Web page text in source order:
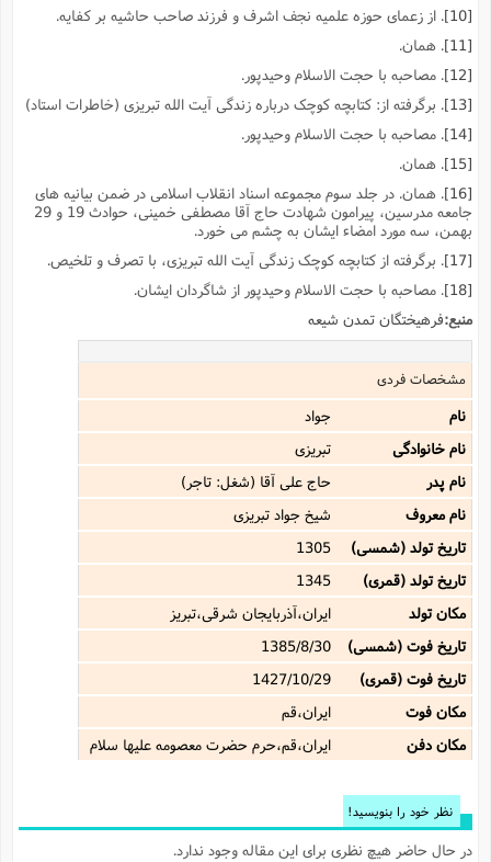
. از زعماى حوزه علمیه نجف اشرف و فرزند صاحب حاشیه بر کفایه.
. همان.
. مصاحبه با حجت الاسلام وحیدپور.
. برگرفته از: کتابچه کوچک درباره زندگى آیت الله تبریزى (خاطرات استاد)
. مصاحبه با حجت الاسلام وحیدپور.
. همان.
. همان. در جلد سوم مجموعه اسناد انقلاب اسلامى در ضمن بیانیه هاى
جامعه مدرسین، پیرامون شهادت حاج آقا مصطفى خمینى، حوادث 19 و 29
بهمن، سه مورد امضاء ایشان به چشم مى خورد.
. برگرفته از کتابچه کوچک زندگى آیت الله تبریزى، با تصرف و تلخیص.
. مصاحبه با حجت الاسلام وحیدپور از شاگردان ایشان.
منبع:فرهیختگان تمدن شیعه
مشخصات فردی
نام
جواد
نام خانوادگی
تبریزی
نام پدر
حاج على آقا (شغل: تاجر)
نام معروف
شیخ جواد تبریزى
تاریخ تولد (شمسی)
1305
تاریخ تولد (قمری)
1345
مکان تولد
ایران،آذربایجان شرقی،تبریز
تاریخ فوت (شمسی)
1385/8/30
تاریخ فوت (قمری)
1427/10/29
مکان فوت
ایران،قم
مکان دفن
ایران،قم،حرم حضرت معصومه علیها سلام
نظر خود را بنویسید!
در حال حاضر هیچ نظری برای این مقاله وجود ندارد.